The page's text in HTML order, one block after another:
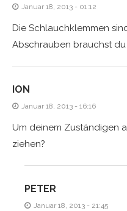
Januar 18, 2013 - 01:12
Die Schlauchklemmen
Abschrauben brauchst
ION
Januar 18, 2013 - 16:16
Um deinem Zuständigen
ziehen?
PETER
Januar 18, 2013 - 21:45